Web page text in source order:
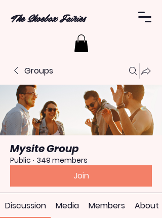
The Shoebox Fairies
Groups
Mysite Group
Public · 349 members
Join
Discussion Media Members About